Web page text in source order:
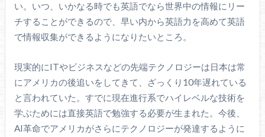
い。いつ、いかなる時でも英語でなら世界中の情報にリー
チすることができるので、早い内から英語力を高めて英語
で情報収集ができるようになりたいところ。
現実的にITやビジネスなどの先端テクノロジーは日本は常
にアメリカの後追いをしてきて、ざっくり10年遅れている
と言われていた。すでに現在進行系でハイレベルな技術を
学ぶためには直接英語で勉強する必要が生まれた。今後、
AI革命でアメリカがさらにテクノロジーが発達するように